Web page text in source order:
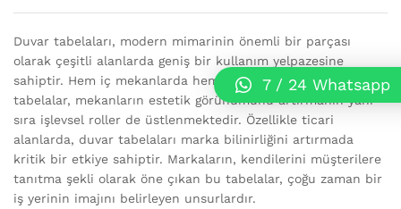
Duvar tabelaları, modern mimarinin önemli bir parçası
olarak çeşitli alanlarda geniş bir kullanım yelpazesine
sahiptir. Hem iç mekanlarda hem de dış mekanlarda, bu
tabelalar, mekanların estetik görünümünü artırmanın yanı
sıra işlevsel roller de üstlenmektedir. Özellikle ticari
alanlarda, duvar tabelaları marka bilinirliğini artırmada
kritik bir etkiye sahiptir. Markaların, kendilerini müşterilere
tanıtma şekli olarak öne çıkan bu tabelalar, çoğu zaman bir
iş yerinin imajını belirleyen unsurlardır.
7 / 24 Whatsapp